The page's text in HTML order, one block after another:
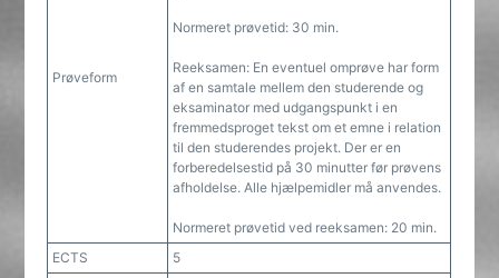
Prøveform
Normeret prøvetid: 30 min.
Reeksamen: En eventuel omprøve har form
af en samtale mellem den studerende og
eksaminator med udgangspunkt i en
fremmedsproget tekst om et emne i relation
til den studerendes projekt. Der er en
forberedelsestid på 30 minutter før prøvens
afholdelse. Alle hjælpemidler må anvendes.
Normeret prøvetid ved reeksamen: 20 min.
ECTS
5